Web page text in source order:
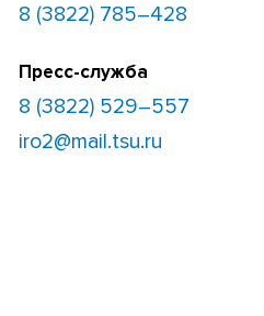
8 (3822) 785–428
Пресс-служба
8 (3822) 529–557
iro2@mail.tsu.ru